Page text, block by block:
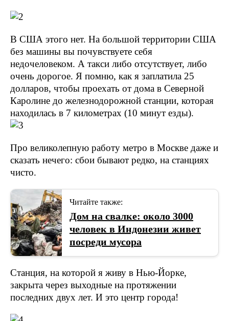
В США этого нет. На большой территории США
без машины вы почувствуете себя
недочеловеком. А такси либо отсутствует, либо
очень дорогое. Я помню, как я заплатила 25
долларов, чтобы проехать от дома в Северной
Каролине до железнодорожной станции, которая
находилась в 7 километрах (10 минут езды).
Про великолепную работу метро в Москве даже и
сказать нечего: сбои бывают редко, на станциях
чисто.
Читайте также:
Дом на свалке: около 3000
человек в Индонезии живет
посреди мусора
Станция, на которой я живу в Нью-Йорке,
закрыта через выходные на протяжении
последних двух лет. И это центр города!